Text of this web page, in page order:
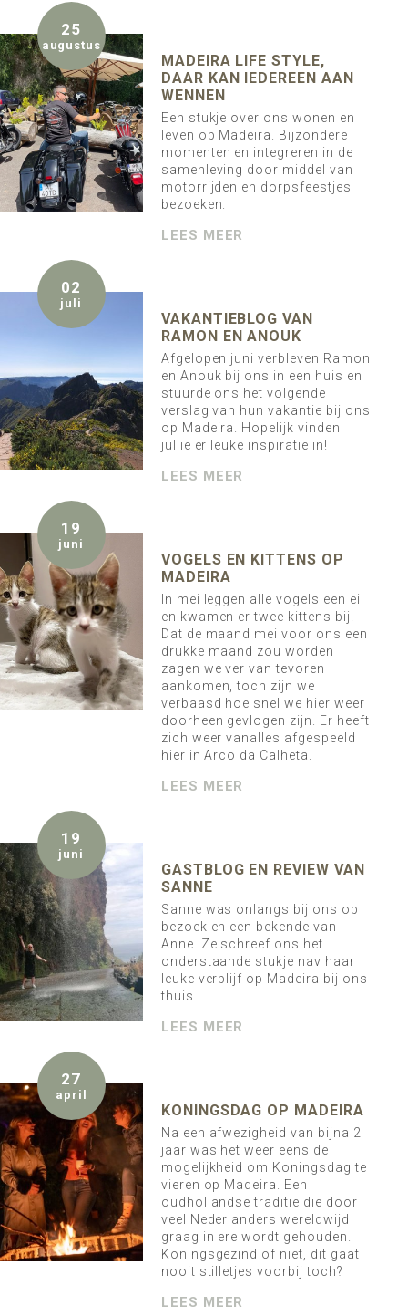
25
augustus
MADEIRA LIFE STYLE,
DAAR KAN IEDEREEN AAN
WENNEN
Een stukje over ons wonen en
leven op Madeira. Bijzondere
momenten en integreren in de
samenleving door middel van
motorrijden en dorpsfeestjes
bezoeken.
LEES MEER
02
juli
VAKANTIEBLOG VAN
RAMON EN ANOUK
Afgelopen juni verbleven Ramon
en Anouk bij ons in een huis en
stuurde ons het volgende
verslag van hun vakantie bij ons
op Madeira. Hopelijk vinden
jullie er leuke inspiratie in!
LEES MEER
19
juni
VOGELS EN KITTENS OP
MADEIRA
In mei leggen alle vogels een ei
en kwamen er twee kittens bij.
Dat de maand mei voor ons een
drukke maand zou worden
zagen we ver van tevoren
aankomen, toch zijn we
verbaasd hoe snel we hier weer
doorheen gevlogen zijn. Er heeft
zich weer vanalles afgespeeld
hier in Arco da Calheta.
LEES MEER
19
juni
GASTBLOG EN REVIEW VAN
SANNE
Sanne was onlangs bij ons op
bezoek en een bekende van
Anne. Ze schreef ons het
onderstaande stukje nav haar
leuke verblijf op Madeira bij ons
thuis.
LEES MEER
27
april
KONINGSDAG OP MADEIRA
Na een afwezigheid van bijna 2
jaar was het weer eens de
mogelijkheid om Koningsdag te
vieren op Madeira. Een
oudhollandse traditie die door
veel Nederlanders wereldwijd
graag in ere wordt gehouden.
Koningsgezind of niet, dit gaat
nooit stilletjes voorbij toch?
LEES MEER